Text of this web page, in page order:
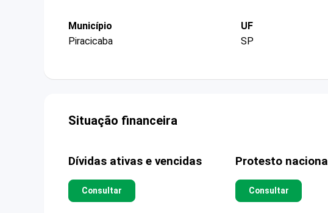
Município
Piracicaba
UF
SP
Situação financeira
Dívidas ativas e vencidas
Consultar
Protesto nacional
Consultar